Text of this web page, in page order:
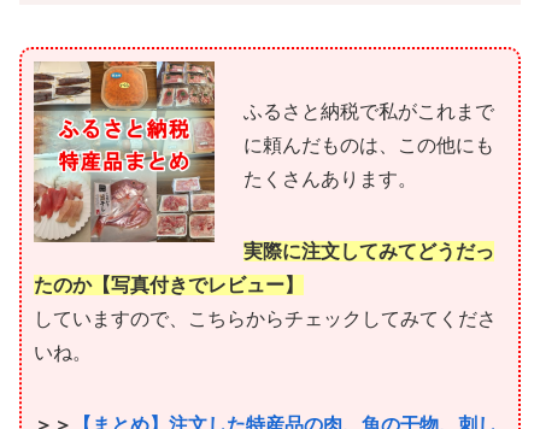
ふるさと納税で私がこれまで
に頼んだものは、この他にも
たくさんあります。
実際に注文してみてどうだっ
たのか【写真付きでレビュー】
していますので、こちらからチェックしてみてくださ
いね。